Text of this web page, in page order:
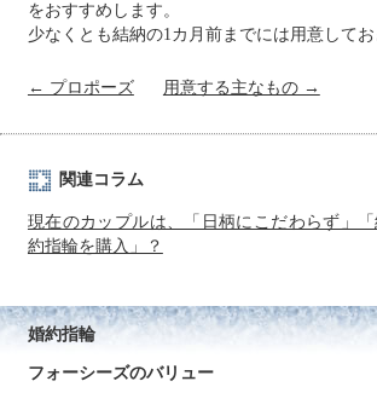
をおすすめします。
少なくとも結納の1カ月前までには用意してお
← プロポーズ 用意する主なもの →
関連コラム
現在のカップルは、「日柄にこだわらず」
約指輪を購入」？
婚約指輪
フォーシーズのバリュー